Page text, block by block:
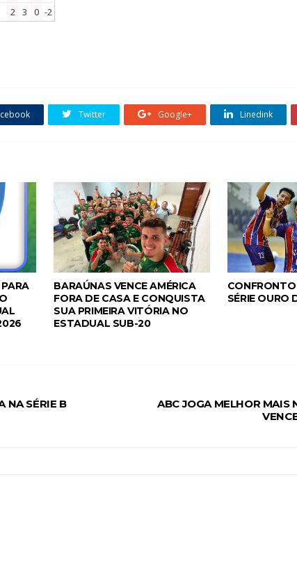
2 3 0 -2
Twitter Google+ Linedink
BARAÚNAS VENCE AMÉRICA
FORA DE CASA E CONQUISTA
SUA PRIMEIRA VITÓRIA NO
ESTADUAL SUB-20
SÉRIE OURO
ABC JOGA MELHOR MAIS
NA SÉRIE B